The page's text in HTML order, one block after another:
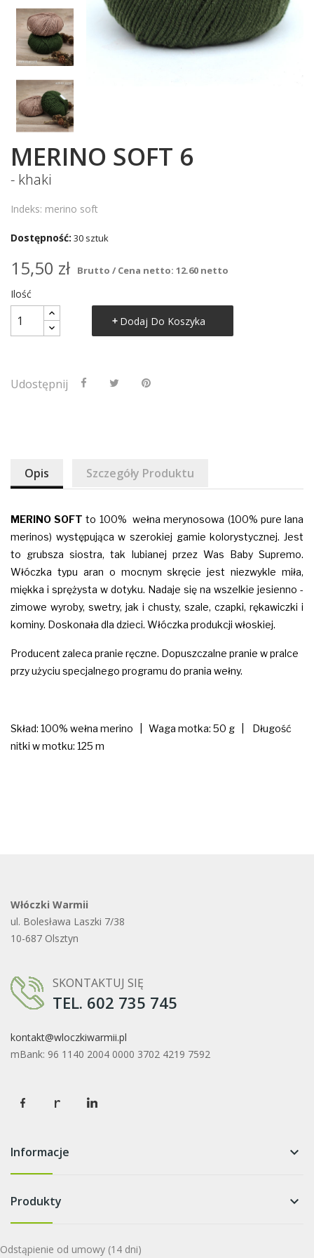
MERINO SOFT 6
- khaki
Indeks: merino soft
Dostępność: 30 sztuk
15,50 zł Brutto / Cena netto: 12.60 netto
Ilość
Dodaj Do Koszyka
Udostępnij
Opis Szczegóły Produktu
MERINO SOFT to 100% wełna merynosowa (100% pure lana
merinos) występująca w szerokiej gamie kolorystycznej. Jest
to grubsza siostra, tak lubianej przez Was Baby Supremo.
Włóczka typu aran o mocnym skręcie jest niezwykle miła,
miękka i sprężysta w dotyku. Nadaje się na wszelkie jesienno -
zimowe wyroby, swetry, jak i chusty, szale, czapki, rękawiczki i
kominy. Doskonała dla dzieci. Włóczka produkcji włoskiej.
Producent zaleca pranie ręczne. Dopuszczalne pranie w pralce
przy użyciu specjalnego programu do prania wełny.
Skład: 100% wełna merino | Waga motka: 50 g | Długość
nitki w motku: 125 m
Włóczki Warmii
ul. Bolesława Laszki 7/38
10-687 Olsztyn
SKONTAKTUJ SIĘ
TEL. 602 735 745
kontakt@wloczkiwarmii.pl
mBank: 96 1140 2004 0000 3702 4219 7592
Informacje keyboard_arrow_down
Produkty keyboard_arrow_down
Odstąpienie od umowy (14 dni)